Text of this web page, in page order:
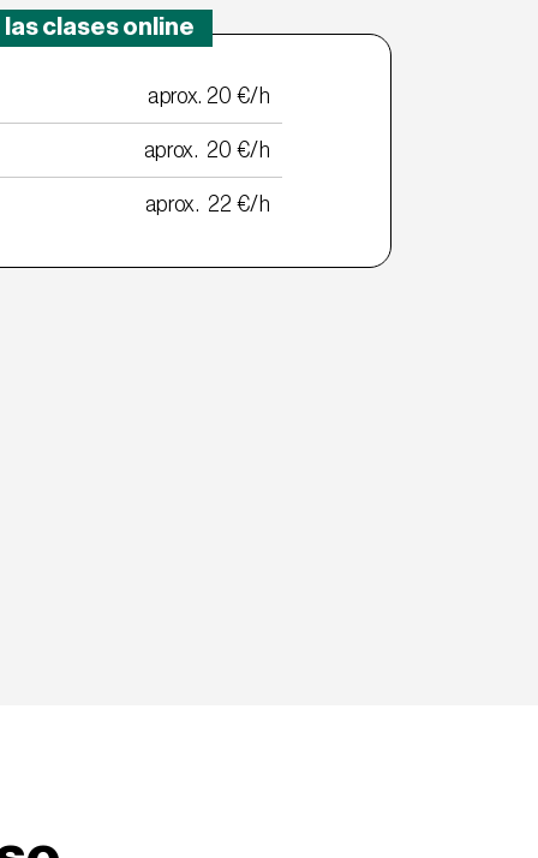
clases online
aprox. 20 €/h
aprox.  20 €/h
aprox.  22 €/h